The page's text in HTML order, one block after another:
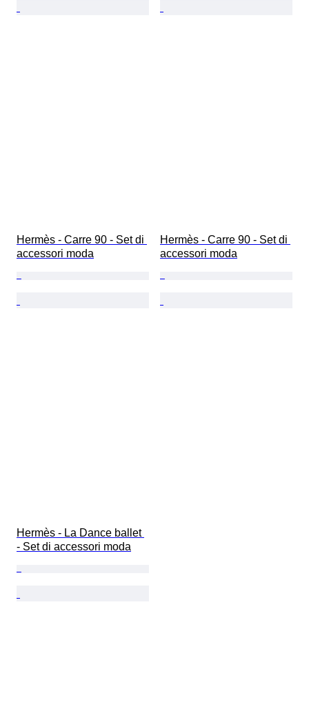
Hermès - Carre 90 - Set di
accessori moda
Hermès - Carre 90 - Set di
accessori moda
Hermès - La Dance ballet
- Set di accessori moda